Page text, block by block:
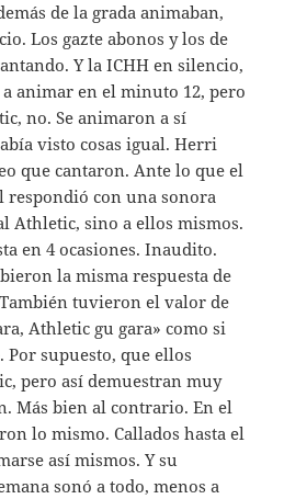
de la grada animaban,
Los gazte abonos y los de
Y la ICHH en silencio,
animar en el minuto 12, pero
no. Se animaron a sí
visto cosas igual. Herri
que cantaron. Ante lo que el
respondió con una sonora
Athletic, sino a ellos mismos.
en 4 ocasiones. Inaudito.
la misma respuesta de
tuvieron el valor de
Athletic gu gara» como si
Por supuesto, que ellos
pero así demuestran muy
Más bien al contrario. En el
lo mismo. Callados hasta el
así mismos. Y su
sonó a todo, menos a